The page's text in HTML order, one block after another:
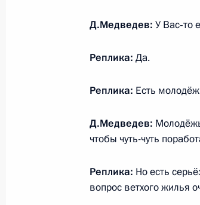
Разделы сайта
России
События
Видео и фото
Документы
Д.Медведев: У Вас‑то
Реплика: Да.
Реплика: Есть
Д.Медведев:
чтобы чуть-чуть
Реплика: Но есть
вопрос ветхого жилья